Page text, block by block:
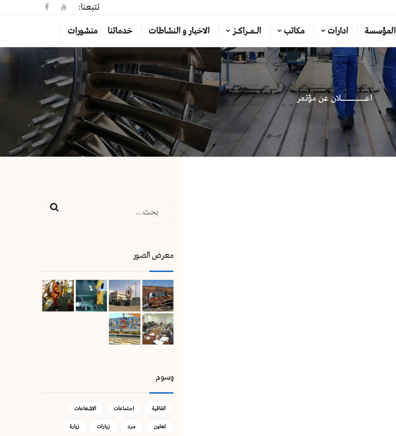
تتبعنا:
المؤسسة ادارات مكاتب الـمـراكـز الاخبار و النشاطات خدماتنا منشورات
اعــــــــــــلان عن مؤتمر
معرض الصور
وسوم
اتفاقية اجتماعات
الاشعاعات
تعاون
جرد زيارات زيارة